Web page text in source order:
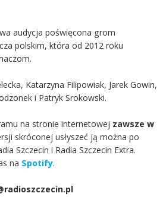
audycja poświęcona grom
polskim, która od 2012 roku
Katarzyna Filipowiak, Jarek Gowin,
i Patryk Srokowski.
na stronie internetowej zawsze w
skróconej usłyszeć ją można po
Szczecin i Radia Szczecin Extra.
na Spotify.